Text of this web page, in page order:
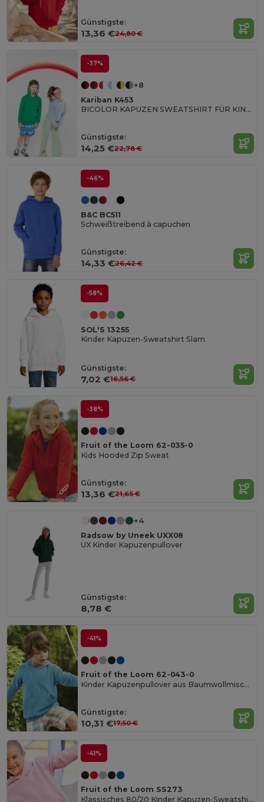
Günstigste:
13,36 €24,80 €
-37%
+8
Kariban K453
BICOLOR KAPUZEN SWEATSHIRT FÜR KINDER
Günstigste:
14,25 €22,78 €
-46%
B&C BC511
Schweißtreibend à capuchen
Günstigste:
14,33 €26,42 €
-58%
SOL'S 13255
Kinder Kapuzen-Sweatshirt Slam
Günstigste:
7,02 €16,56 €
-38%
Fruit of the Loom 62-035-0
Kids Hooded Zip Sweat
Günstigste:
13,36 €21,65 €
+4
Radsow by Uneek UXX08
UX Kinder Kapuzenpullover
Günstigste:
8,78 €
-41%
Fruit of the Loom 62-043-0
Kinder Kapuzenpullover aus Baumwollmischung
Günstigste:
10,31 €17,50 €
-41%
Fruit of the Loom SS273
Klassisches 80/20 Kinder Kapuzen-Sweatshirt